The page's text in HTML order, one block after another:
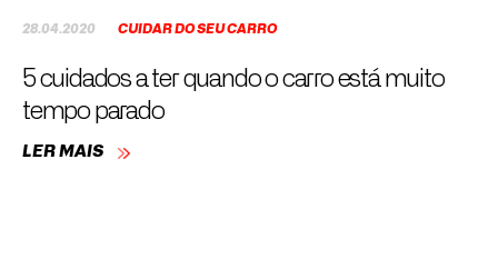
28.04.2020 CUIDAR DO SEU CARRO
5 cuidados a ter quando o carro está muito
tempo parado
LER MAIS